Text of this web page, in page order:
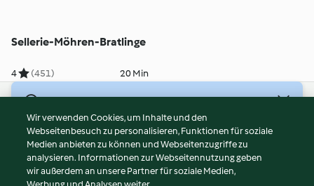
Sellerie-Möhren-Bratlinge
4 (451) 20 Min
Nutzungsbedingungen
Datenschutzrichtlinien
Disclaimer
Wir verwenden Cookies, um Inhalte und den
Webseitenbesuch zu personalisieren, Funktionen für soziale
Medien anbieten zu können und Webseitenzugriffe zu
analysieren. Informationen zur Webseitennutzung geben
wir außerdem an unsere Partner für soziale Medien,